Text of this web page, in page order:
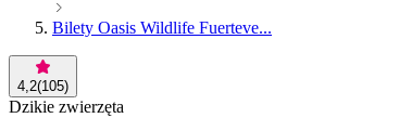
Bilety Oasis Wildlife Fuerteve...
4,2(105)
Dzikie zwierzęta